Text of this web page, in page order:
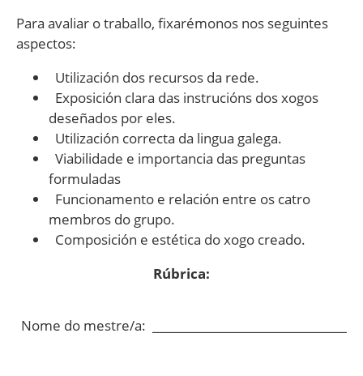
Para avaliar o traballo, fixarémonos nos seguintes
aspectos:
Utilización dos recursos da rede.
Exposición clara das instrucións dos xogos
deseñados por eles.
Utilización correcta da lingua galega.
Viabilidade e importancia das preguntas
formuladas
Funcionamento e relación entre os catro
membros do grupo.
Composición e estética do xogo creado.
Rúbrica:
Nome do mestre/a: